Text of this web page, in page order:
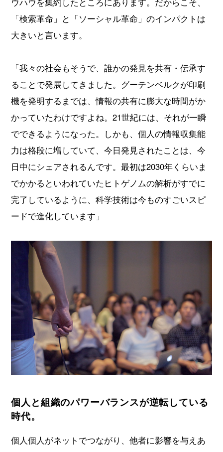
「検索革命」と「ソーシャル革命」のインパクトは
大きいと言います。
「我々の社会もそうで、誰かの発見を共有・伝承す
ることで発展してきました。グーテンベルクが印刷
機を発明するまでは、情報の共有に膨大な時間がか
かっていたわけですよね。21世紀には、それが一瞬
でできるようになった。しかも、個人の情報収集能
力は格段に増していて、今日発見されたことは、今
日中にシェアされるんです。最初は2030年くらいま
でかかるといわれていたヒトゲノムの解析がすでに
完了しているように、科学技術は今ものすごいスピ
ードで進化しています」
個人と組織のパワーバランスが逆転している
時代。
個人個人がネットでつながり、他者に影響を与えあ